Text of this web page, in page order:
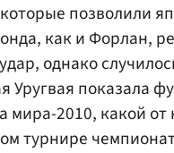
позволили
как и Форлан,
однако
Уругвая показала
мира-2010, какой от
турнире